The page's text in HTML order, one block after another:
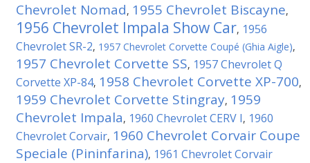
Chevrolet Nomad, 1955 Chevrolet Biscayne,
1956 Chevrolet Impala Show Car, 1956
Chevrolet SR-2, 1957 Chevrolet Corvette Coupé (Ghia Aigle),
1957 Chevrolet Corvette SS, 1957 Chevrolet Q
Corvette XP-84, 1958 Chevrolet Corvette XP-700,
1959 Chevrolet Corvette Stingray, 1959
Chevrolet Impala, 1960 Chevrolet CERV I, 1960
Chevrolet Corvair, 1960 Chevrolet Corvair Coupe
Speciale (Pininfarina), 1961 Chevrolet Corvair